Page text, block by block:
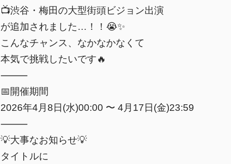
📺渋谷・梅田の大型街頭ビジョン出演
が追加されました…！！😭✨
こんなチャンス、なかなかなくて
本気で挑戦したいです🔥
⸻
📅開催期間
2026年4月8日(水)00:00 〜 4月17日(金)23:59
⸻
💡大事なお知らせ💡
タイトルに